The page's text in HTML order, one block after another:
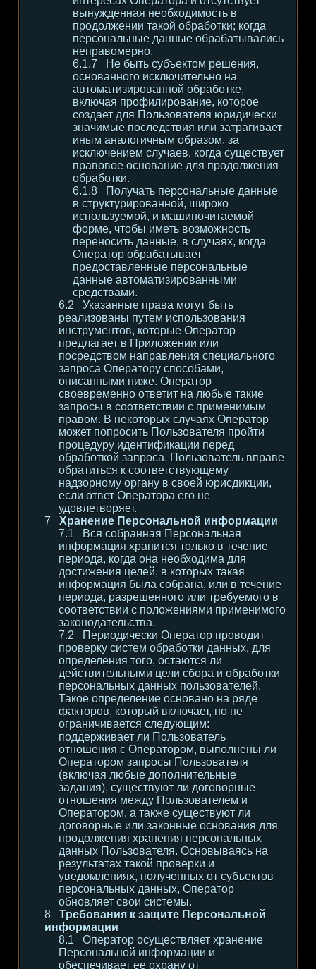
вынужденная необходимость в
продолжении такой обработки; когда
персональные данные обрабатывались
неправомерно.
Не быть субъектом решения,
основанного исключительно на
автоматизированной обработке,
включая профилирование, которое
создает для Пользователя юридически
значимые последствия или затрагивает
иным аналогичным образом, за
исключением случаев, когда существует
правовое основание для продолжения
обработки.
Получать персональные данные
в структурированной, широко
используемой, и машиночитаемой
форме, чтобы иметь возможность
переносить данные, в случаях, когда
Оператор обрабатывает
предоставленные персональные
данные автоматизированными
средствами.
Указанные права могут быть
реализованы путем использования
инструментов, которые Оператор
предлагает в Приложении или
посредством направления специального
запроса Оператору способами,
описанными ниже. Оператор
своевременно ответит на любые такие
запросы в соответствии с применимым
правом. В некоторых случаях Оператор
может попросить Пользователя пройти
процедуру идентификации перед
обработкой запроса. Пользователь вправе
обратиться к соответствующему
надзорному органу в своей юрисдикции,
если ответ Оператора его не
удовлетворяет.
Хранение Персональной информации
Вся собранная Персональная
информация хранится только в течение
периода, когда она необходима для
достижения целей, в которых такая
информация была собрана, или в течение
периода, разрешенного или требуемого в
соответствии с положениями применимого
законодательства.
Периодически Оператор проводит
проверку систем обработки данных, для
определения того, остаются ли
действительными цели сбора и обработки
персональных данных пользователей.
Такое определение основано на ряде
факторов, который включает, но не
ограничивается следующим:
поддерживает ли Пользователь
отношения с Оператором, выполнены ли
Оператором запросы Пользователя
(включая любые дополнительные
задания), существуют ли договорные
отношения между Пользователем и
Оператором, а также существуют ли
договорные или законные основания для
продолжения хранения персональных
данных Пользователя. Основываясь на
результатах такой проверки и
уведомлениях, полученных от субъектов
персональных данных, Оператор
обновляет свои системы.
Требования к защите Персональной
информации
Оператор осуществляет хранение
Персональной информации и
обеспечивает ее охрану от